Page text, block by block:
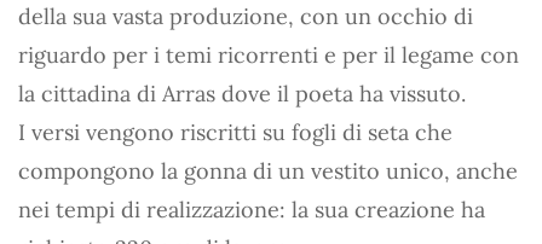
della sua vasta produzione, con un occhio di
riguardo per i temi ricorrenti e per il legame con
la cittadina di Arras dove il poeta ha vissuto.
I versi vengono riscritti su fogli di seta che
compongono la gonna di un vestito unico, anche
nei tempi di realizzazione: la sua creazione ha